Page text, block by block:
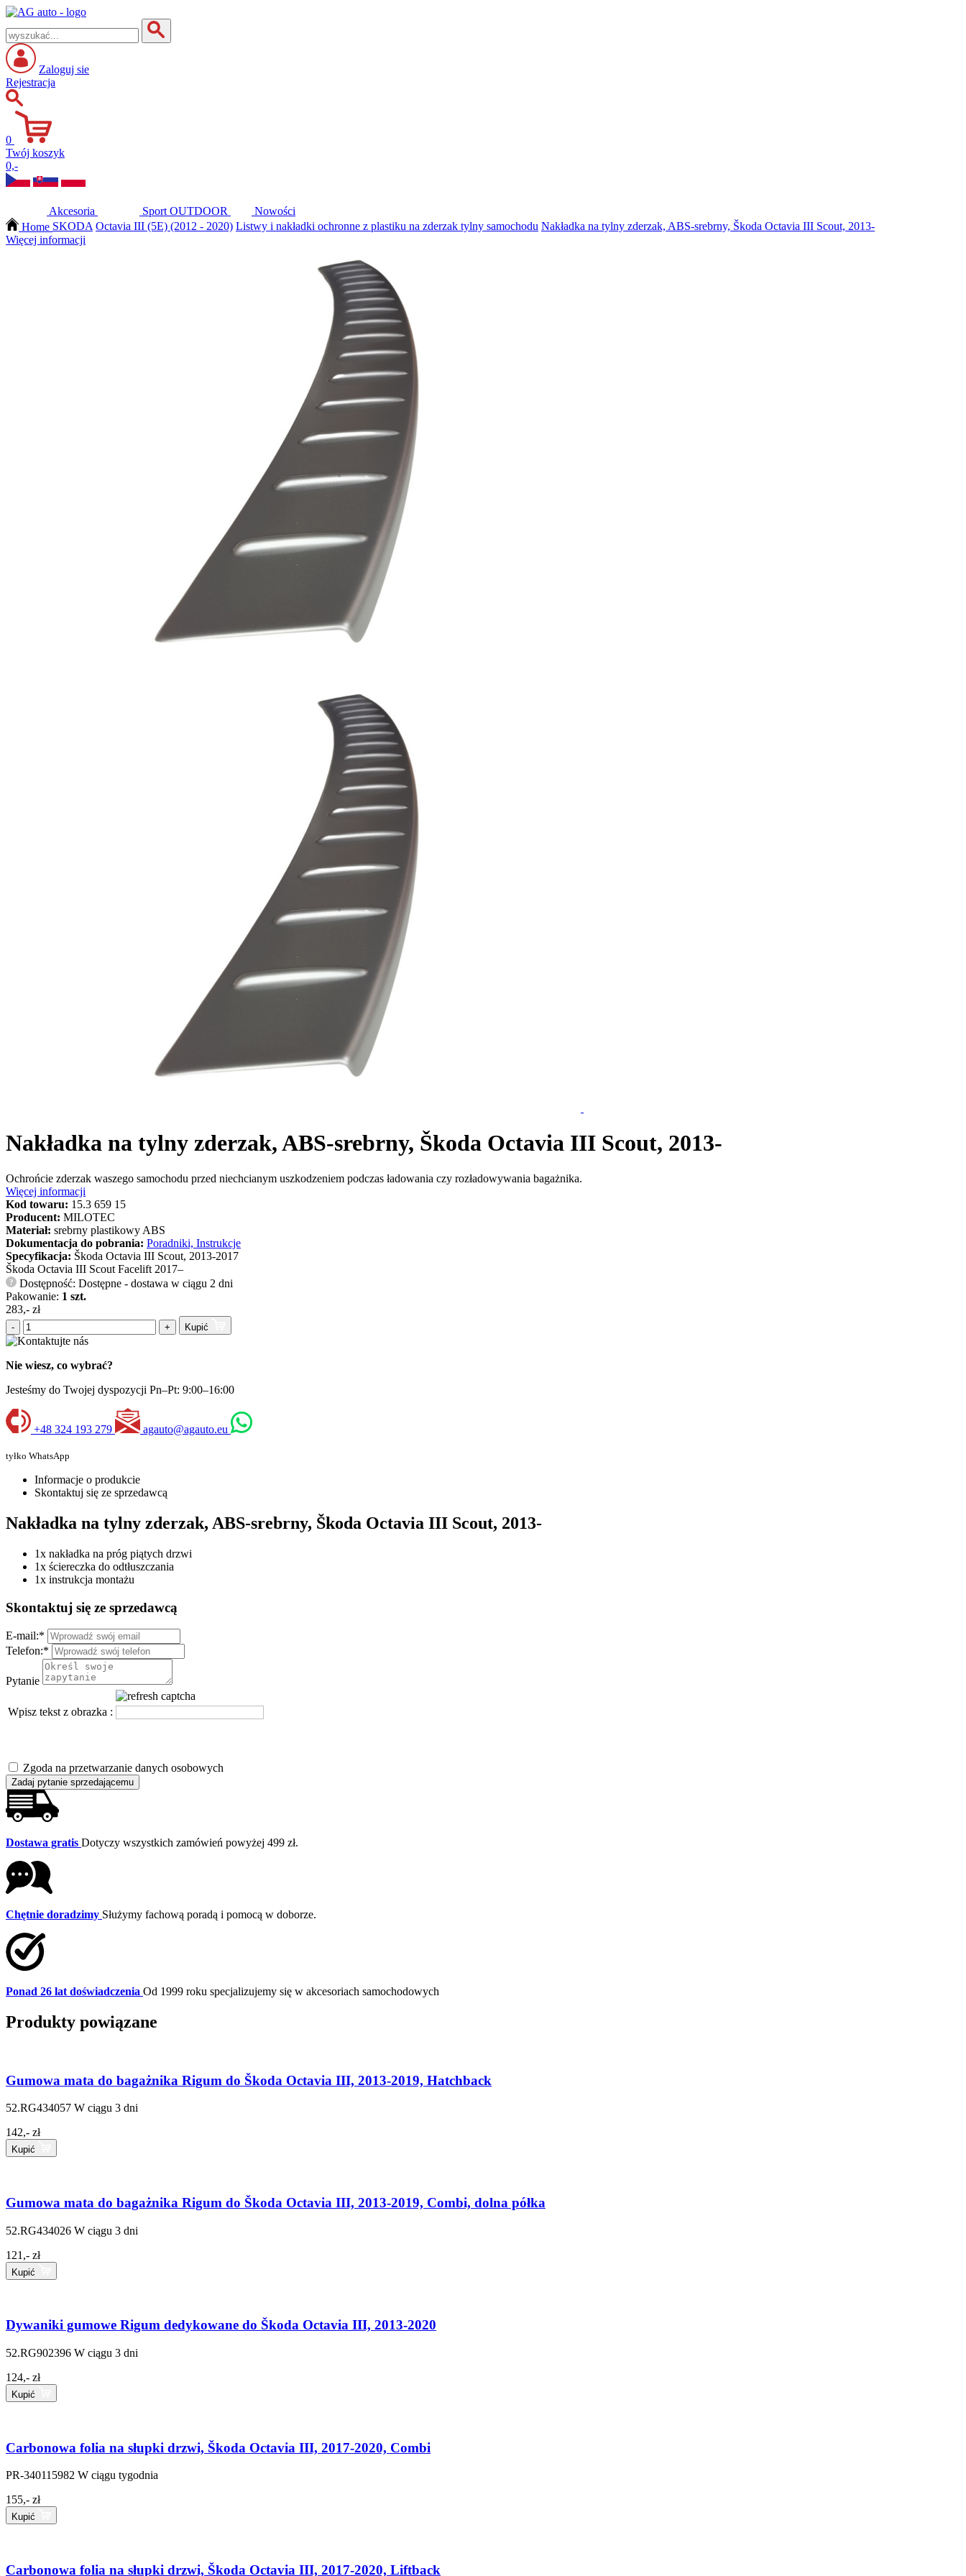
Zaloguj sie
Rejestracja
0
Twój koszyk
0,-
Akcesoria Sport OUTDOOR
Nowości
Home SKODA Octavia III (5E) (2012 - 2020) Listwy i nakładki ochronne z plastiku na zderzak tylny samochodu Nakładka na tylny zderzak, ABS-srebrny, Škoda Octavia III Scout, 2013-
Więcej informacji
Nakładka na tylny zderzak, ABS-srebrny, Škoda Octavia III Scout, 2013-
Ochrońcie zderzak waszego samochodu przed niechcianym uszkodzeniem podczas ładowania czy rozładowywania bagażnika.
Więcej informacji
Kod towaru: 15.3 659 15
Producent: MILOTEC
Materiał: srebrny plastikowy ABS
Dokumentacja do pobrania: Poradniki, Instrukcje
Specyfikacja: Škoda Octavia III Scout, 2013-2017
Škoda Octavia III Scout Facelift 2017–
?
Dostępność: Dostępne - dostawa w ciągu 2 dni
Pakowanie: 1 szt.
283,- zł
- + Kupić
Nie wiesz, co wybrać?
Jesteśmy do Twojej dyspozycji Pn–Pt: 9:00–16:00
+48 324 193 279 agauto@agauto.eu
tyłko WhatsApp
Informacje o produkcie
Skontaktuj się ze sprzedawcą
Nakładka na tylny zderzak, ABS-srebrny, Škoda Octavia III Scout, 2013-
1x nakładka na próg piątych drzwi
1x ściereczka do odtłuszczania
1x instrukcja montażu
Skontaktuj się ze sprzedawcą
E-mail:*
Telefon:*
Pytanie
Wpisz tekst z obrazka :
Zgoda na przetwarzanie danych osobowych
Zadaj pytanie sprzedającemu
Dostawa gratis Dotyczy wszystkich zamówień powyżej 499 zł.
Chętnie doradzimy Służymy fachową poradą i pomocą w doborze.
Ponad 26 lat doświadczenia Od 1999 roku specjalizujemy się w akcesoriach samochodowych
Produkty powiązane
Gumowa mata do bagażnika Rigum do Škoda Octavia III, 2013-2019, Hatchback
52.RG434057 W ciągu 3 dni
142,- zł
Kupić
Gumowa mata do bagażnika Rigum do Škoda Octavia III, 2013-2019, Combi, dolna półka
52.RG434026 W ciągu 3 dni
121,- zł
Kupić
Dywaniki gumowe Rigum dedykowane do Škoda Octavia III, 2013-2020
52.RG902396 W ciągu 3 dni
124,- zł
Kupić
Carbonowa folia na słupki drzwi, Škoda Octavia III, 2017-2020, Combi
PR-340115982 W ciągu tygodnia
155,- zł
Kupić
Carbonowa folia na słupki drzwi, Škoda Octavia III, 2017-2020, Liftback